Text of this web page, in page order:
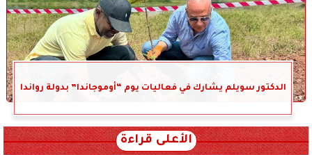
الدكتور سويلم يشارك في فعاليات يوم “أوموجاندا” بدولة رواندا
الأعلى قراءة